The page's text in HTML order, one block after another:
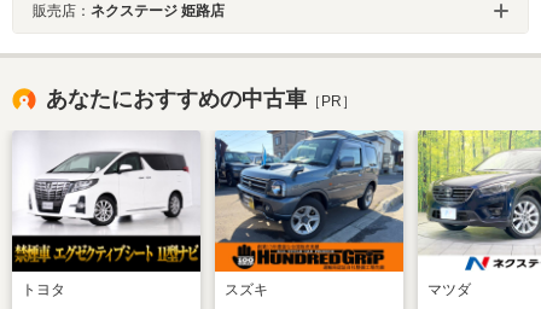
販売店： ネクステージ 姫路店
あなたにおすすめの中古車 ［PR］
トヨタ スズキ マツダ